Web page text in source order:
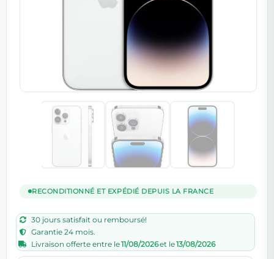
RECONDITIONNÉ ET EXPÉDIÉ DEPUIS LA FRANCE
30 jours satisfait ou remboursé!
Garantie 24 mois.
Livraison offerte entre le11/08/2026et le13/08/2026